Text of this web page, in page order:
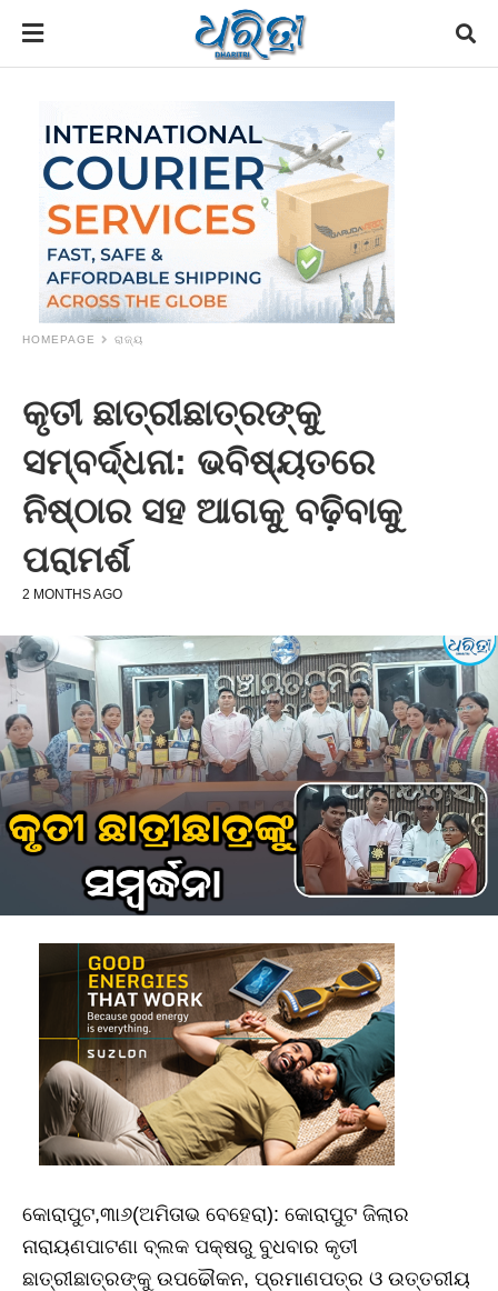
HOMEPAGE ରାଜ୍ୟ
କୃତୀ ଛାତ୍ରୀଛାତ୍ରଙ୍କୁ
ସମ୍ବର୍ଦ୍ଧନା: ଭବିଷ୍ୟତରେ
ନିଷ୍ଠାର ସହ ଆଗକୁ ବଢ଼ିବାକୁ
ପରାମର୍ଶ
2 MONTHS AGO
କୋରାପୁଟ,୩ା୬(ଅମିତାଭ ବେହେରା): କୋରାପୁଟ ଜିଲାର
ନାରାୟଣପାଟଣା ବ୍ଲକ ପକ୍ଷରୁ ବୁଧବାର କୃତୀ
ଛାତ୍ରୀଛାତ୍ରଙ୍କୁ ଉପଢୌକନ, ପ୍ରମାଣପତ୍ର ଓ ଉତ୍ତରୀୟ